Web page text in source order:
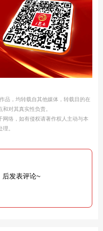
品，均转载自其他媒体，转载目的在
对其真实性负责。
络，如有侵权请著作权人主动与本
。
后发表评论~